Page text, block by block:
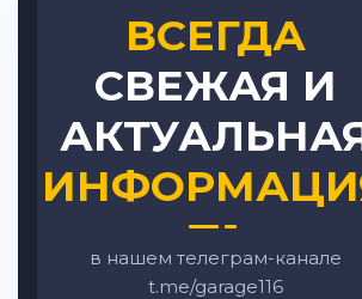
ВСЕГДА
СВЕЖАЯ И
в нашем телеграм-канале
t.me/garage116